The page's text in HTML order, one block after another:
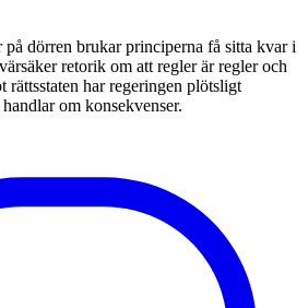
dörren brukar principerna få sitta kvar i
retorik om att regler är regler och
rättsstaten har regeringen plötsligt
om konsekvenser.